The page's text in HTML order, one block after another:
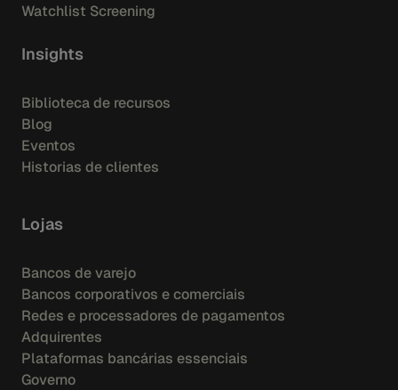
Watchlist Screening
Insights
Biblioteca de recursos
Blog
Eventos
Historias de clientes
Lojas
Bancos de varejo
Bancos corporativos e comerciais
Redes e processadores de pagamentos
Adquirentes
Plataformas bancárias essenciais
Governo